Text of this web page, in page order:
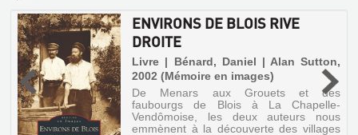
et-
Cher
sur
cinquante-
deux
kilomètres
et
arrose
vingt-
cinq
LES
EGLISES
ENVIRONS DE BLOIS RIVE
DROITE
Livre | Bénard, Daniel | Alan Sutton,
2002 (Mémoire en images)
De Menars aux Grouets et des
faubourgs de Blois à La Chapelle-
Vendômoise, les deux auteurs nous
emmènent à la découverte des villages